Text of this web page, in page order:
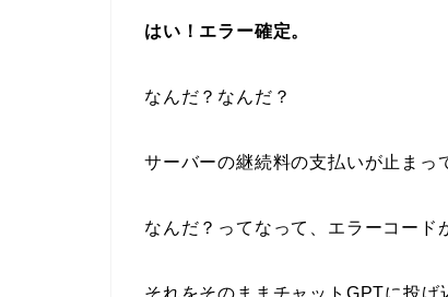
はい！エラー確定。
なんだ？なんだ？
サーバーの継続料の支払いが止まっ
なんだ？ってなって、エラーコード
それをそのままチャットGPTに投げ